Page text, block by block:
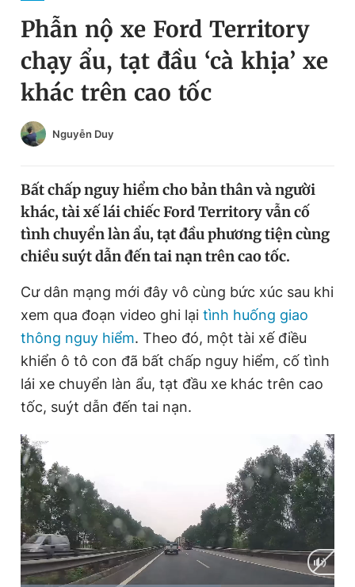
Chuyên mục
Chuyên mục khác
Chào ngày mới
Tin thị trường
Video Magazine
Sản phẩm khác
Tiện ích Bạn cần biết
Thông tin tòa soạn Liên hệ quảng cáo
Đọc Thanh Niên trên điện thoại
Theo dõi báo trên
Đổi mật khẩu
Tin đã lưu
Phẫn nộ xe Ford Territory
chạy ẩu, tạt đầu ‘cà khịa’ xe
khác trên cao tốc
Nguyễn Duy
Bất chấp nguy hiểm cho bản thân và người
khác, tài xế lái chiếc Ford Territory vẫn cố
tình chuyển làn ẩu, tạt đầu phương tiện cùng
chiều suýt dẫn đến tai nạn trên cao tốc.
Cư dân mạng mới đây vô cùng bức xúc sau khi
xem qua đoạn video ghi lại tình huống giao
thông nguy hiểm. Theo đó, một tài xế điều
khiển ô tô con đã bất chấp nguy hiểm, cố tình
lái xe chuyển làn ẩu, tạt đầu xe khác trên cao
tốc, suýt dẫn đến tai nạn.